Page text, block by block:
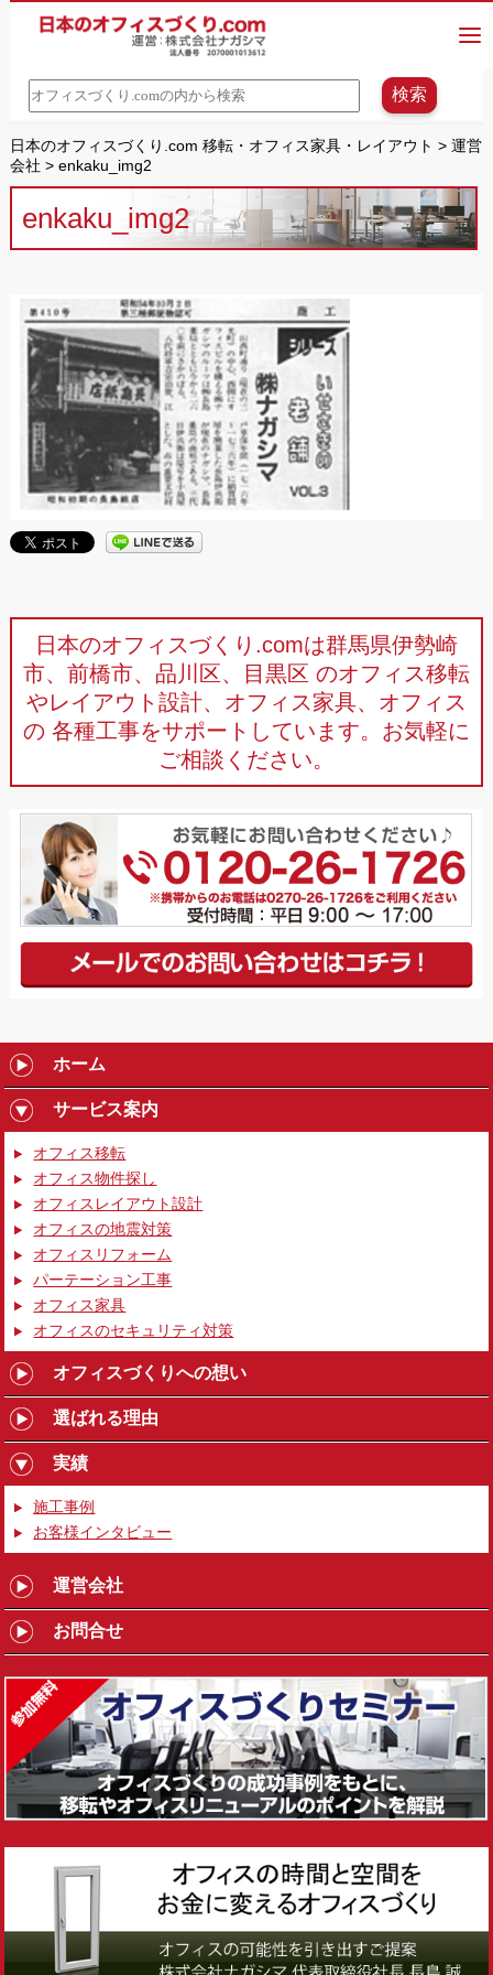
日本のオフィスづくり.com 移転・オフィス家具・レイアウト > 運営
会社 > enkaku_img2
enkaku_img2
日本のオフィスづくり.comは群馬県伊勢崎
市、前橋市、品川区、目黒区 のオフィス移転
やレイアウト設計、オフィス家具、オフィス
の 各種工事をサポートしています。お気軽に
ご相談ください。
ホーム
サービス案内
オフィス移転
オフィス物件探し
オフィスレイアウト設計
オフィスの地震対策
オフィスリフォーム
パーテーション工事
オフィス家具
オフィスのセキュリティ対策
オフィスづくりへの想い
選ばれる理由
実績
施工事例
お客様インタビュー
運営会社
お問合せ